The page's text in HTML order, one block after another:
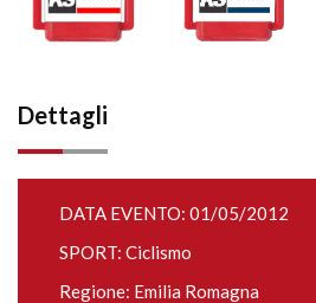
Dettagli
DATA EVENTO: 01/05/2012
SPORT: Ciclismo
Regione: Emilia Romagna